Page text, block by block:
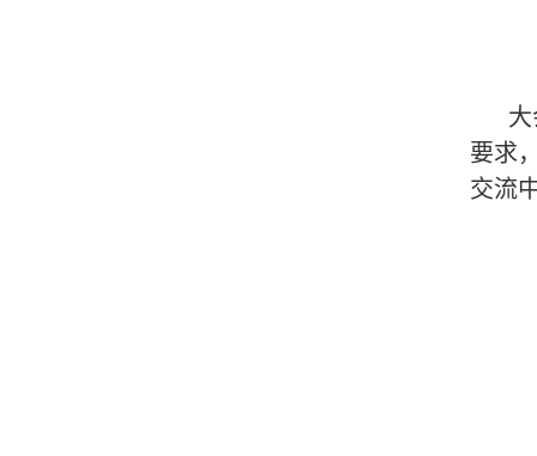
要求
交流